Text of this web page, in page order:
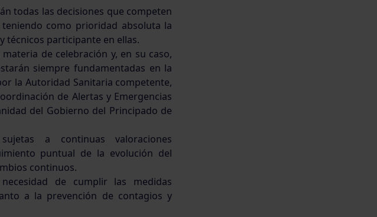
todas las decisiones que competen
como prioridad absoluta la
técnicos participante en ellas.
de celebración y, en su caso,
siempre fundamentadas en la
la Autoridad Sanitaria competente,
de Alertas y Emergencias
del Gobierno del Principado de
a continuas valoraciones
puntual de la evolución del
continuos.
de cumplir las medidas
a la prevención de contagios y